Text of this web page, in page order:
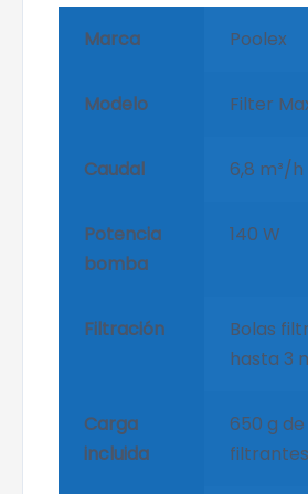
Marca Poolex
Modelo Filter
Caudal 6,8 m³/h
Potencia
bomba
140 W
Filtración
Bolas
hasta 3
Carga
incluida
650 g
filtrantes